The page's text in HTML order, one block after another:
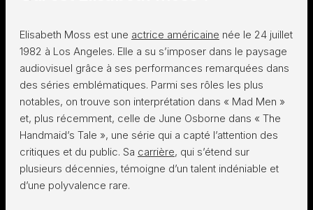
Elisabeth Moss est une actrice américaine née le 24 juillet
1982 à Los Angeles. Elle a su s’imposer dans le paysage
audiovisuel grâce à ses performances remarquées dans
des séries emblématiques. Parmi ses rôles les plus
notables, on trouve son interprétation dans « Mad Men »
et, plus récemment, celle de June Osborne dans « The
Handmaid’s Tale », une série qui a capté l’attention des
critiques et du public. Sa carrière, qui s’étend sur
plusieurs décennies, témoigne d’un talent indéniable et
d’une polyvalence rare.